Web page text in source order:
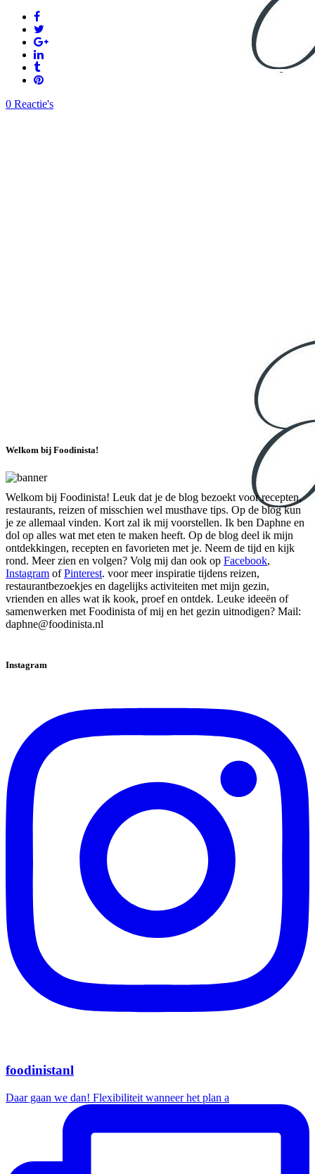
0 Reactie's
Welkom bij Foodinista!
Welkom bij Foodinista! Leuk dat je de blog bezoekt voor recepten,
restaurants, reizen of misschien wel musthave tips. Op de blog kun
je ze allemaal vinden. Kort zal ik mij voorstellen. Ik ben Daphne en
dol op alles wat met eten te maken heeft. Op de blog deel ik mijn
ontdekkingen, recepten en favorieten met je. Neem de tijd en kijk
rond. Meer zien en volgen? Volg mij dan ook op Facebook,
Instagram ofPinterest. voor meer inspiratie tijdens reizen,
restaurantbezoekjes en dagelijks activiteiten met mijn gezin,
vrienden en alles wat ik kook, proef en ontdek. Leuke ideeën of
samenwerken met Foodinista of mij en het gezin uitnodigen? Mail:
daphne@foodinista.nl
Instagram
foodinistanl
Daar gaan we dan! Flexibiliteit wanneer het plan a